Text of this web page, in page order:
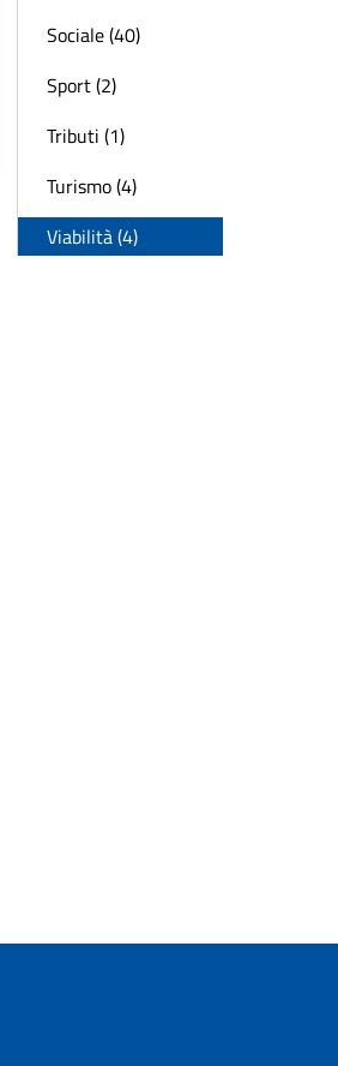
Sociale (40)
Sport (2)
Tributi (1)
Turismo (4)
Viabilità (4)